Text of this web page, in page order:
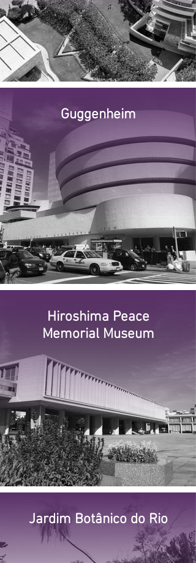
Guggenheim
Hiroshima Peace
Memorial Museum
Jardim Botânico do Rio